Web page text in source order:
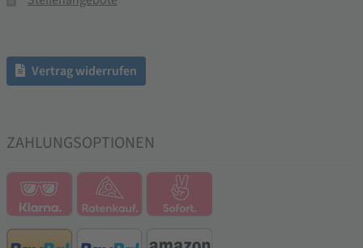
Vertrag widerrufen
ZAHLUNGSOPTIONEN